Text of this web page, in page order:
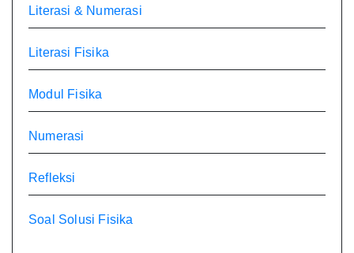
Literasi & Numerasi
Literasi Fisika
Modul Fisika
Numerasi
Refleksi
Soal Solusi Fisika